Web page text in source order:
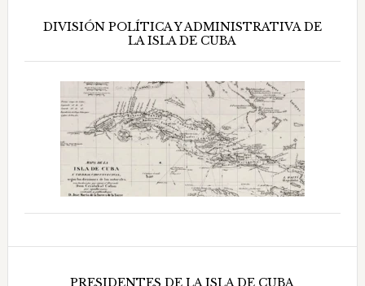
DIVISIÓN POLÍTICA Y ADMINISTRATIVA DE
LA ISLA DE CUBA
PRESIDENTES DE LA ISLA DE CUBA